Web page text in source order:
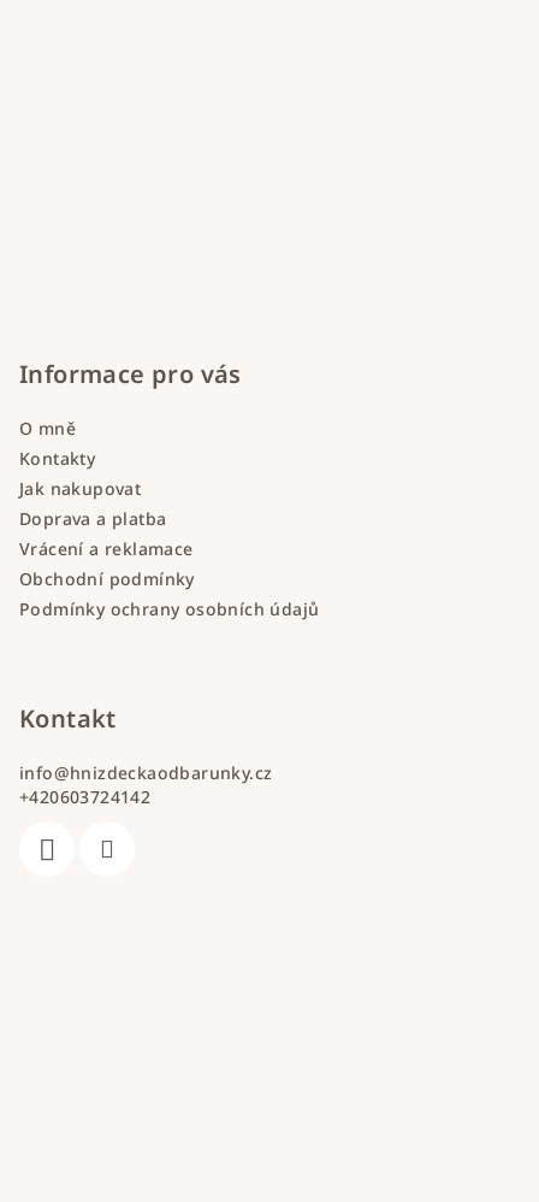
Informace pro vás
O mně
Kontakty
Jak nakupovat
Doprava a platba
Vrácení a reklamace
Obchodní podmínky
Podmínky ochrany osobních údajů
Kontakt
info@hnizdeckaodbarunky.cz
+420603724142